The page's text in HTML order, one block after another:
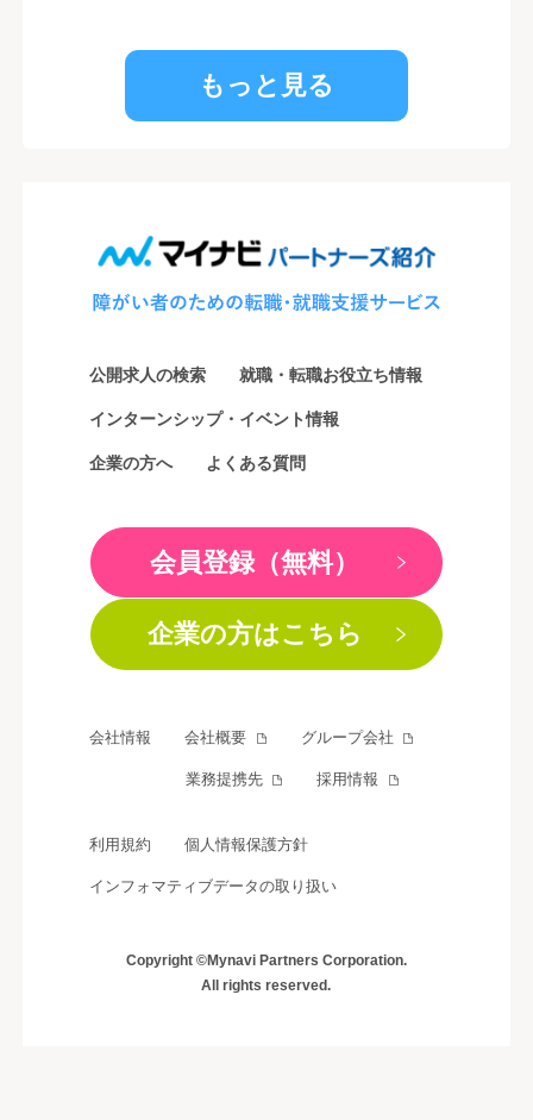
もっと見る
公開求人の検索 就職・転職お役立ち情報
インターンシップ・イベント情報
企業の方へ よくある質問
会員登録（無料）
企業の方はこちら
会社情報 会社概要 グループ会社
業務提携先 採用情報
利用規約 個人情報保護方針
インフォマティブデータの取り扱い
Copyright ©Mynavi Partners Corporation.
All rights reserved.